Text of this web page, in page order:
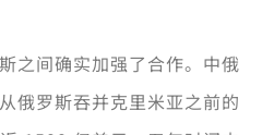
之间确实加强了合作。中俄
俄罗斯吞并克里米亚之前的